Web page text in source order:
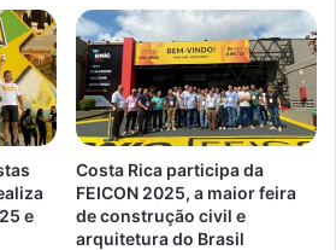
e
Costa Rica participa da
FEICON 2025, a maior feira
de construção civil e
arquitetura do Brasil